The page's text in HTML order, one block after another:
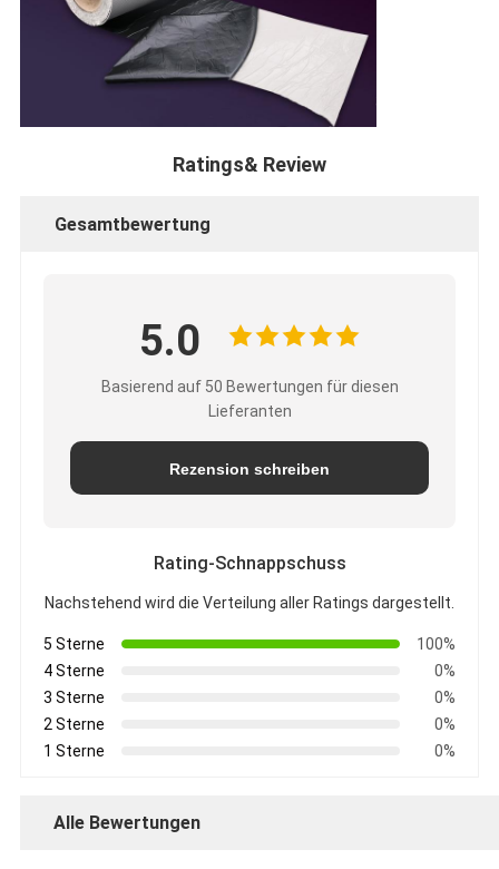
Ratings& Review
Gesamtbewertung
5.0
Basierend auf 50 Bewertungen für diesen
Lieferanten
Rezension schreiben
Rating-Schnappschuss
Nachstehend wird die Verteilung aller Ratings dargestellt.
5 Sterne
100%
4 Sterne
0%
3 Sterne
0%
2 Sterne
0%
1 Sterne
0%
Alle Bewertungen